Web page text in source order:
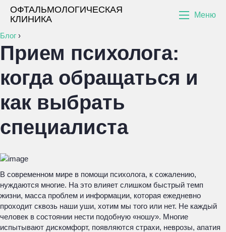
ОФТАЛЬМОЛОГИЧЕСКАЯ
КЛИНИКА
Меню
Блог ›
Прием психолога:
когда обращаться и
как выбрать
специалиста
В современном мире в помощи психолога, к сожалению,
нуждаются многие. На это влияет слишком быстрый темп
жизни, масса проблем и информации, которая ежедневно
проходит сквозь наши уши, хотим мы того или нет. Не каждый
человек в состоянии нести подобную «ношу». Многие
испытывают дискомфорт, появляются страхи, неврозы, апатия